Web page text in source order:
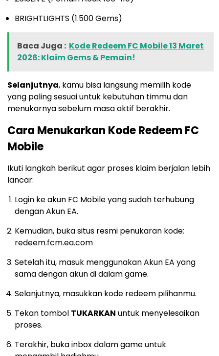
BRIGHTLIGHTS (1.500 Gems)
Baca Juga : Kode Redeem FC Mobile 13 Maret
2026: Klaim Gems & Pemain!
Selanjutnya, kamu bisa langsung memilih kode
yang paling sesuai untuk kebutuhan timmu dan
menukarnya sebelum masa aktif berakhir.
Cara Menukarkan Kode Redeem FC
Mobile
Ikuti langkah berikut agar proses klaim berjalan lebih
lancar:
Login ke akun FC Mobile yang sudah terhubung
dengan Akun EA.
Kemudian, buka situs resmi penukaran kode:
redeem.fcm.ea.com
Setelah itu, masuk menggunakan Akun EA yang
sama dengan akun di dalam game.
Selanjutnya, masukkan kode redeem pilihanmu.
Tekan tombol TUKARKAN untuk menyelesaikan
proses.
Terakhir, buka inbox dalam game untuk